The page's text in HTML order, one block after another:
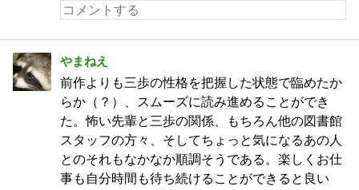
やまねえ
前作よりも三歩の性格を把握した状態で臨めたか
らか（？）、スムーズに読み進めることができ
た。怖い先輩と三歩の関係、もちろん他の図書館
スタッフの方々、そしてちょっと気になるあの人
とのそれもなかなか順調そうである。楽しくお仕
事も自分時間も待ち続けることができると良い